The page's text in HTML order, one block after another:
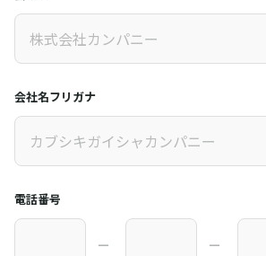
会社名フリガナ
電話番号
― ―